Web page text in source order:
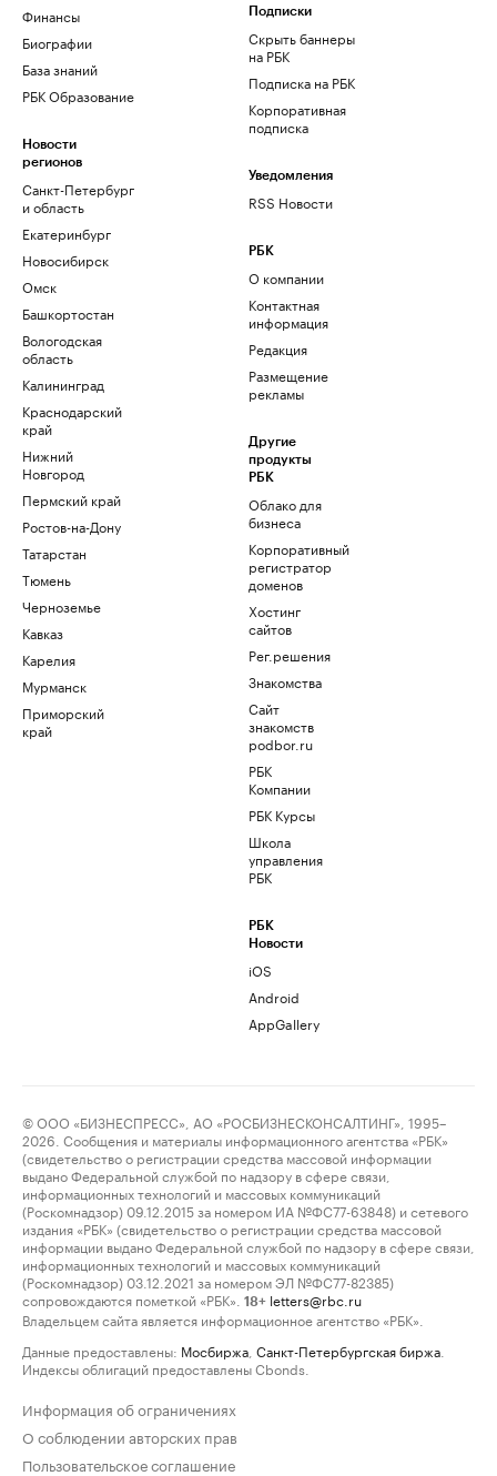
Финансы
Биографии
База знаний
РБК Образование
Новости
регионов
Санкт-Петербург
и область
Екатеринбург
Новосибирск
Омск
Башкортостан
Вологодская
область
Калининград
Краснодарский
край
Нижний
Новгород
Пермский край
Ростов-на-Дону
Татарстан
Тюмень
Черноземье
Кавказ
Карелия
Мурманск
Приморский
край
Подписки
Скрыть баннеры
на РБК
Подписка на РБК
Корпоративная
подписка
Уведомления
RSS Новости
РБК
О компании
Контактная
информация
Редакция
Размещение
рекламы
Другие
продукты
РБК
Облако для
бизнеса
Корпоративный
регистратор
доменов
Хостинг
сайтов
Рег.решения
Знакомства
Сайт
знакомств
podbor.ru
РБК
Компании
РБК Курсы
Школа
управления
РБК
РБК
Новости
iOS
Android
AppGallery
© ООО «БИЗНЕСПРЕСС», АО «РОСБИЗНЕСКОНСАЛТИНГ», 1995–
2026. Сообщения и материалы информационного агентства «РБК»
(свидетельство о регистрации средства массовой информации
выдано Федеральной службой по надзору в сфере связи,
информационных технологий и массовых коммуникаций
(Роскомнадзор) 09.12.2015 за номером ИА №ФС77-63848) и сетевого
издания «РБК» (свидетельство о регистрации средства массовой
информации выдано Федеральной службой по надзору в сфере связи,
информационных технологий и массовых коммуникаций
(Роскомнадзор) 03.12.2021 за номером ЭЛ №ФС77-82385)
сопровождаются пометкой «РБК».
18+ letters@rbc.ru
Владельцем сайта является информационное агентство «РБК».
Данные предоставлены: Мосбиржа Санкт-Петербургская биржа
Индексы облигаций предоставлены Cbonds.
Информация об ограничениях
О соблюдении авторских прав
Пользовательское соглашение